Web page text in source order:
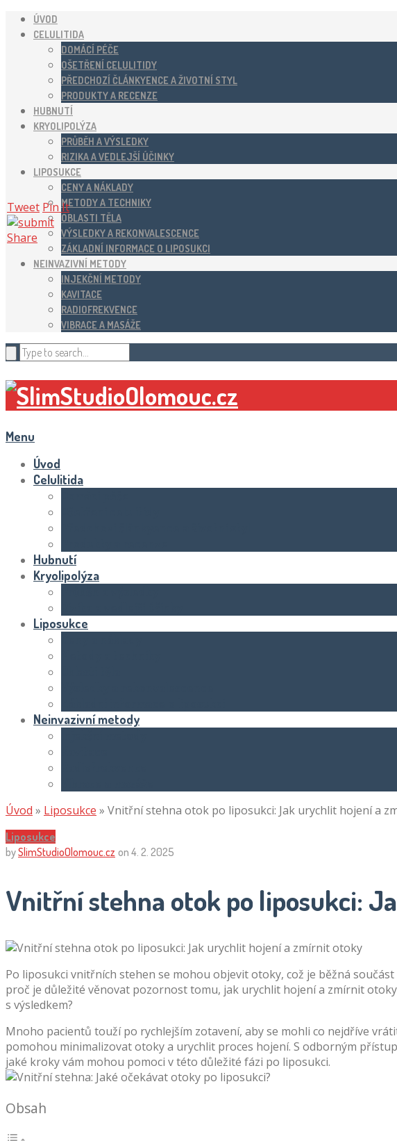
ÚVOD
CELULITIDA
DOMÁCÍ PÉČE
OŠETŘENÍ CELULITIDY
PŘEDCHOZÍ ČLÁNKYENCE A ŽIVOTNÍ STYL
PRODUKTY A RECENZE
HUBNUTÍ
KRYOLIPOLÝZA
PRŮBĚH A VÝSLEDKY
RIZIKA A VEDLEJŠÍ ÚČINKY
LIPOSUKCE
CENY A NÁKLADY
METODY A TECHNIKY
OBLASTI TĚLA
VÝSLEDKY A REKONVALESCENCE
ZÁKLADNÍ INFORMACE O LIPOSUKCI
NEINVAZIVNÍ METODY
INJEKČNÍ METODY
KAVITACE
RADIOFREKVENCE
VIBRACE A MASÁŽE
Menu
Úvod
Celulitida
Hubnutí
Kryolipolýza
Liposukce
Neinvazivní metody
Úvod » Liposukce » Vnitřní stehna otok po liposukci: Jak urychlit hojení a
Liposukce
bySlimStudioOlomouc.cz on 4. 2. 2025
Vnitřní stehna otok po liposukci:
Po liposukci vnitřních stehen se mohou objevit otoky, což je běžná
proč je důležité věnovat pozornost tomu, jak urychlit hojení a zmírnit
s výsledkem?
Mnoho pacientů touží po rychlejším zotavení, aby se mohli co nejdříve
pomohou minimalizovat otoky a urychlit proces hojení. S odborným
jaké kroky vám mohou pomoci v této důležité fázi po liposukci.
Obsah
Tweet Pin It
Share